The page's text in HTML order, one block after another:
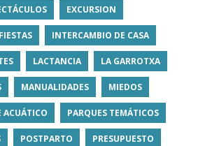
EXCURSION
FIESTAS INTERCAMBIO DE CASA
LACTANCIA LA GARROTXA
MANUALIDADES MIEDOS
ACUÁTICO PARQUES TEMÁTICOS
POSTPARTO PRESUPUESTO